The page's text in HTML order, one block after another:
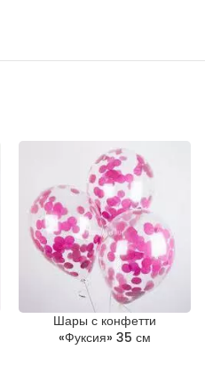
Шары с конфетти
«Фуксия» 35 см